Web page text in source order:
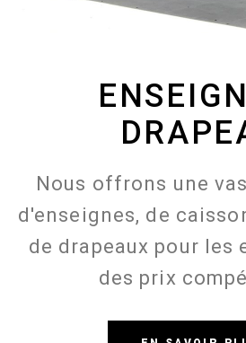
Nous offrons une
d'enseignes, de
de drapeaux pour les
des prix